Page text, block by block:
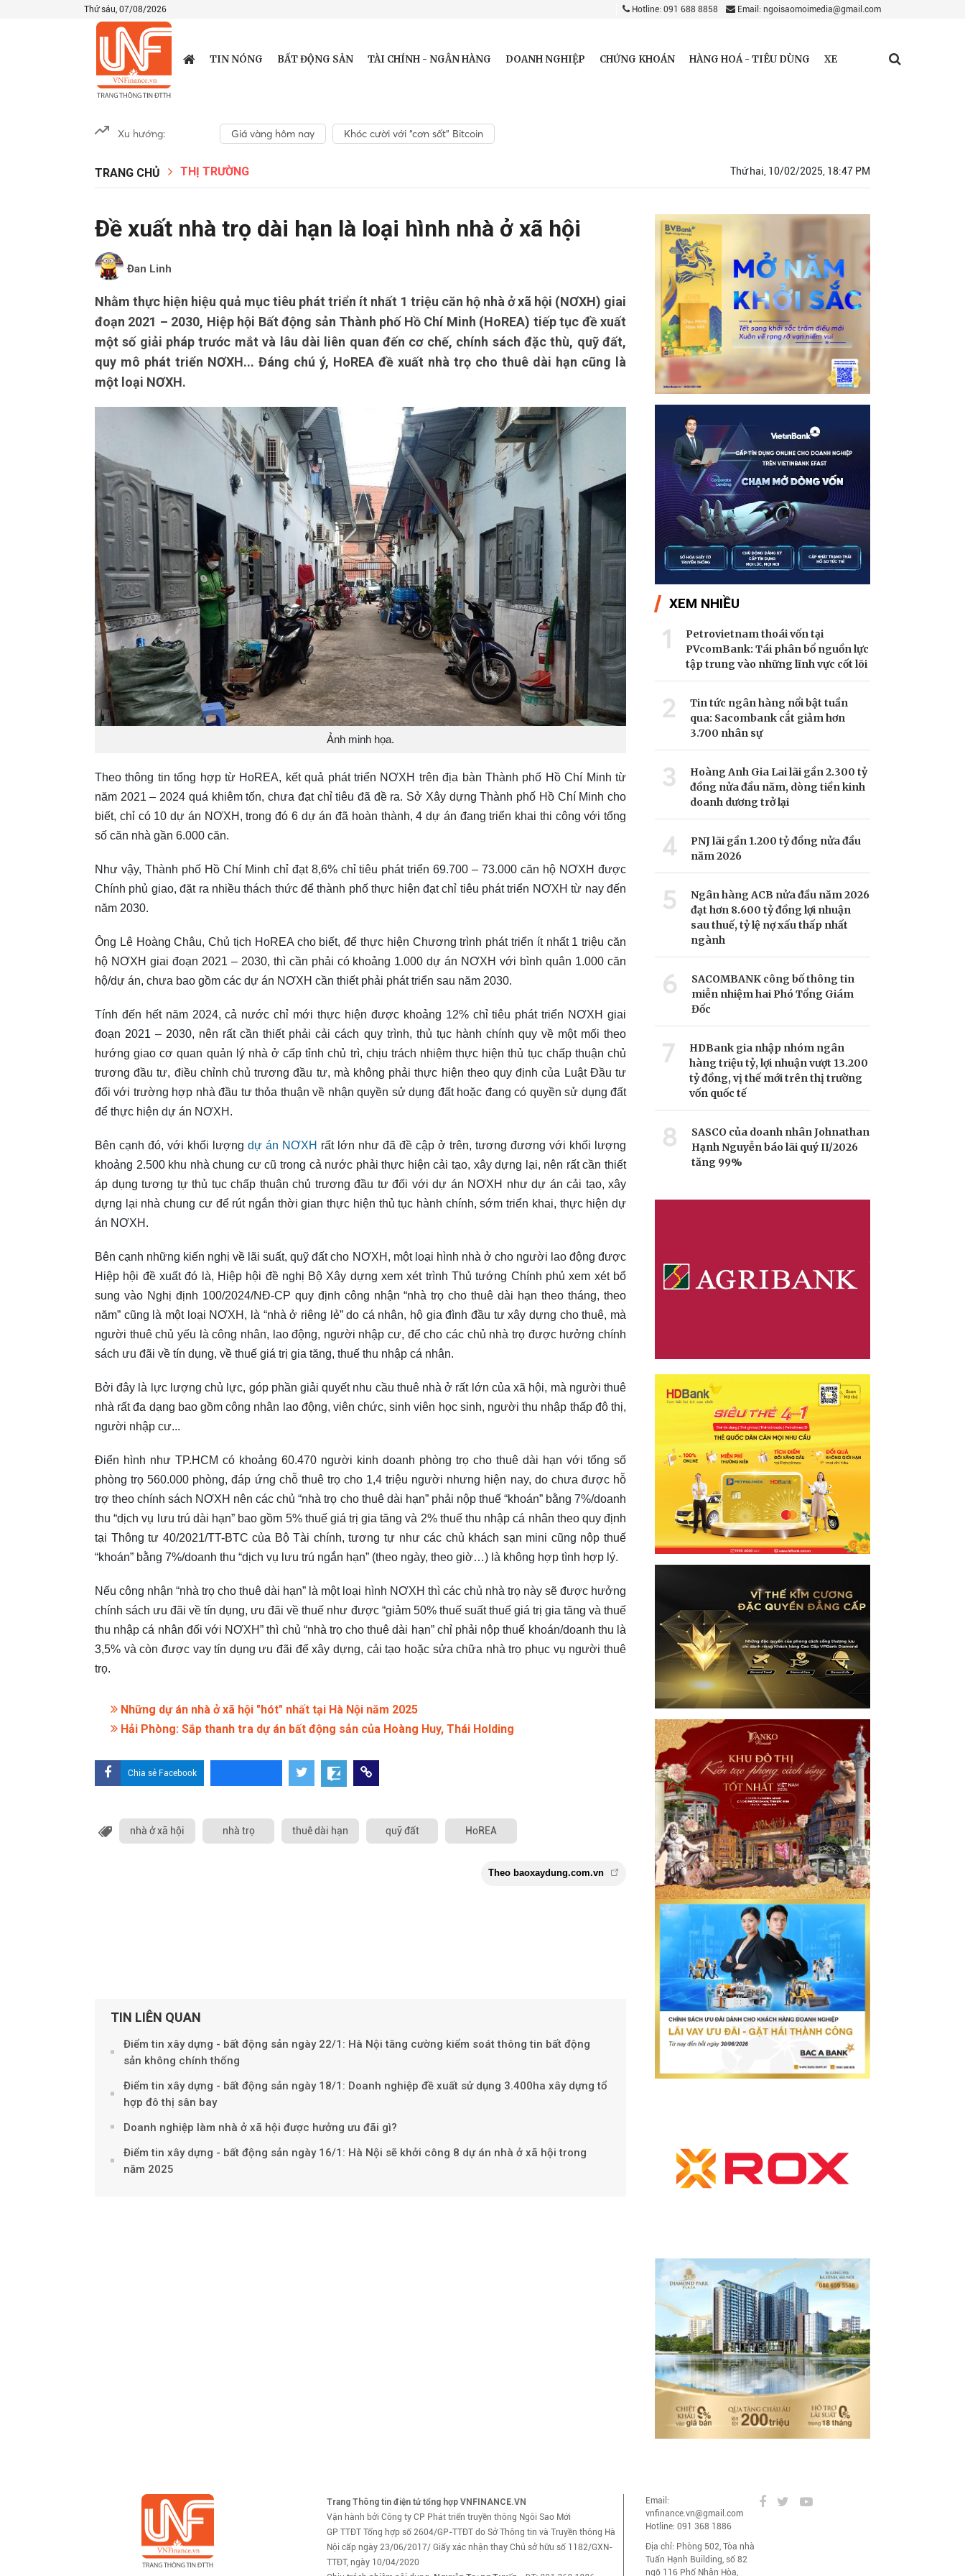
Thứ sáu, 07/08/2026 Hotline: 091 688 8858 Email: ngoisaomoimedia@gmail.com
TIN NÓNG BẤT ĐỘNG SẢN TÀI CHÍNH - NGÂN HÀNG DOANH NGHIỆP CHỨNG KHOÁN HÀNG HOÁ - TIÊU DÙNG XE
Xu hướng: Giá vàng hôm nay Khóc cười với “cơn sốt” Bitcoin
TRANG CHỦ THỊ TRƯỜNG Thứ hai, 10/02/2025, 18:47 PM
Đề xuất nhà trọ dài hạn là loại hình nhà ở xã hội
Đan Linh
Nhằm thực hiện hiệu quả mục tiêu phát triển ít nhất 1 triệu căn hộ nhà ở xã hội (NƠXH) giai
đoạn 2021 – 2030, Hiệp hội Bất động sản Thành phố Hồ Chí Minh (HoREA) tiếp tục đề xuất
một số giải pháp trước mắt và lâu dài liên quan đến cơ chế, chính sách đặc thù, quỹ đất,
quy mô phát triển NƠXH... Đáng chú ý, HoREA đề xuất nhà trọ cho thuê dài hạn cũng là
một loại NƠXH.
Ảnh minh họa.
Theo thông tin tổng hợp từ HoREA, kết quả phát triển NƠXH trên địa bàn Thành phố Hồ Chí Minh từ
năm 2021 – 2024 quá khiêm tốn, chưa đạt chỉ tiêu đã đề ra. Sở Xây dựng Thành phố Hồ Chí Minh cho
biết, chỉ có 10 dự án NƠXH, trong đó 6 dự án đã hoàn thành, 4 dự án đang triển khai thi công với tổng
số căn nhà gần 6.000 căn.
Như vậy, Thành phố Hồ Chí Minh chỉ đạt 8,6% chỉ tiêu phát triển 69.700 – 73.000 căn hộ NƠXH được
Chính phủ giao, đặt ra nhiều thách thức để thành phố thực hiện đạt chỉ tiêu phát triển NƠXH từ nay đến
năm 2030.
Ông Lê Hoàng Châu, Chủ tịch HoREA cho biết, để thực hiện Chương trình phát triển ít nhất 1 triệu căn
hộ NƠXH giai đoạn 2021 – 2030, thì cần phải có khoảng 1.000 dự án NƠXH với bình quân 1.000 căn
hộ/dự án, chưa bao gồm các dự án NƠXH cần thiết phải phát triển sau năm 2030.
Tính đến hết năm 2024, cả nước chỉ mới thực hiện được khoảng 12% chỉ tiêu phát triển NƠXH giai
đoạn 2021 – 2030, nên rất cần thiết phải cải cách quy trình, thủ tục hành chính quy về một mối theo
hướng giao cơ quan quản lý nhà ở cấp tỉnh chủ trì, chịu trách nhiệm thực hiện thủ tục chấp thuận chủ
trương đầu tư, điều chỉnh chủ trương đầu tư, mà không phải thực hiện theo quy định của Luật Đầu tư
đối với trường hợp nhà đầu tư thỏa thuận về nhận quyền sử dụng đất hoặc đang có quyền sử dụng đất
để thực hiện dự án NƠXH.
Bên cạnh đó, với khối lượng dự án NƠXH rất lớn như đã đề cập ở trên, tương đương với khối lượng
khoảng 2.500 khu nhà chung cư cũ trong cả nước phải thực hiện cải tạo, xây dựng lại, nên rất cần thiết
áp dụng tương tự thủ tục chấp thuận chủ trương đầu tư đối với dự án NƠXH như dự án cải tạo, xây
dựng lại nhà chung cư để rút ngắn thời gian thực hiện thủ tục hành chính, sớm triển khai, thực hiện dự
án NƠXH.
Bên cạnh những kiến nghị về lãi suất, quỹ đất cho NƠXH, một loại hình nhà ở cho người lao động được
Hiệp hội đề xuất đó là, Hiệp hội đề nghị Bộ Xây dựng xem xét trình Thủ tướng Chính phủ xem xét bổ
sung vào Nghị định 100/2024/NĐ-CP quy định công nhận “nhà trọ cho thuê dài hạn theo tháng, theo
năm” cũng là một loại NƠXH, là “nhà ở riêng lẻ” do cá nhân, hộ gia đình đầu tư xây dựng cho thuê, mà
người thuê chủ yếu là công nhân, lao động, người nhập cư, để cho các chủ nhà trọ được hưởng chính
sách ưu đãi về tín dụng, về thuế giá trị gia tăng, thuế thu nhập cá nhân.
Bởi đây là lực lượng chủ lực, góp phần giải quyết nhu cầu thuê nhà ở rất lớn của xã hội, mà người thuê
nhà rất đa dạng bao gồm công nhân lao động, viên chức, sinh viên học sinh, người thu nhập thấp đô thị,
người nhập cư...
Điển hình như TP.HCM có khoảng 60.470 người kinh doanh phòng trọ cho thuê dài hạn với tổng số
phòng trọ 560.000 phòng, đáp ứng chỗ thuê trọ cho 1,4 triệu người nhưng hiện nay, do chưa được hỗ
trợ theo chính sách NƠXH nên các chủ “nhà trọ cho thuê dài hạn” phải nộp thuế “khoán” bằng 7%/doanh
thu “dịch vụ lưu trú dài hạn” bao gồm 5% thuế giá trị gia tăng và 2% thuế thu nhập cá nhân theo quy định
tại Thông tư 40/2021/TT-BTC của Bộ Tài chính, tương tự như các chủ khách sạn mini cũng nộp thuế
“khoán” bằng 7%/doanh thu “dịch vụ lưu trú ngắn hạn” (theo ngày, theo giờ…) là không hợp tình hợp lý.
Nếu công nhận “nhà trọ cho thuê dài hạn” là một loại hình NƠXH thì các chủ nhà trọ này sẽ được hưởng
chính sách ưu đãi về tín dụng, ưu đãi về thuế như được “giảm 50% thuế suất thuế giá trị gia tăng và thuế
thu nhập cá nhân đối với NƠXH” thì chủ “nhà trọ cho thuê dài hạn” chỉ phải nộp thuế khoán/doanh thu là
3,5% và còn được vay tín dụng ưu đãi để xây dựng, cải tạo hoặc sửa chữa nhà trọ phục vụ người thuê
trọ.
Những dự án nhà ở xã hội "hót" nhất tại Hà Nội năm 2025
Hải Phòng: Sắp thanh tra dự án bất động sản của Hoàng Huy, Thái Holding
Chia sẻ Facebook
nhà ở xã hội nhà trọ thuê dài hạn quỹ đất HoREA
Theo baoxaydung.com.vn
TIN LIÊN QUAN
Điểm tin xây dựng - bất động sản ngày 22/1: Hà Nội tăng cường kiểm soát thông tin bất động
sản không chính thống
Điểm tin xây dựng - bất động sản ngày 18/1: Doanh nghiệp đề xuất sử dụng 3.400ha xây dựng tổ
hợp đô thị sân bay
Doanh nghiệp làm nhà ở xã hội được hưởng ưu đãi gì?
Điểm tin xây dựng - bất động sản ngày 16/1: Hà Nội sẽ khởi công 8 dự án nhà ở xã hội trong
năm 2025
XEM NHIỀU
1
Petrovietnam thoái vốn tại
PVcomBank: Tái phân bổ nguồn lực
tập trung vào những lĩnh vực cốt lõi
2
Tin tức ngân hàng nổi bật tuần
qua: Sacombank cắt giảm hơn
3.700 nhân sự
3
Hoàng Anh Gia Lai lãi gần 2.300 tỷ
đồng nửa đầu năm, dòng tiền kinh
doanh dương trở lại
4
PNJ lãi gần 1.200 tỷ đồng nửa đầu
năm 2026
5
Ngân hàng ACB nửa đầu năm 2026
đạt hơn 8.600 tỷ đồng lợi nhuận
sau thuế, tỷ lệ nợ xấu thấp nhất
ngành
6
SACOMBANK công bố thông tin
miễn nhiệm hai Phó Tổng Giám
Đốc
7
HDBank gia nhập nhóm ngân
hàng triệu tỷ, lợi nhuận vượt 13.200
tỷ đồng, vị thế mới trên thị trường
vốn quốc tế
8
SASCO của doanh nhân Johnathan
Hạnh Nguyễn báo lãi quý II/2026
tăng 99%
Trang Thông tin điện tử tổng hợp VNFINANCE.VN
Vận hành bởi Công ty CP Phát triển truyền thông Ngôi Sao Mới
GP TTĐT Tổng hợp số 2604/GP-TTĐT do Sở Thông tin và Truyền thông Hà
Nội cấp ngày 23/06/2017/ Giấy xác nhận thay Chủ sở hữu số 1182/GXN-
TTĐT, ngày 10/04/2020
Email:
vnfinance.vn@gmail.com
Hotline: 091 368 1886
Địa chỉ: Phòng 502, Tòa nhà
Tuấn Hạnh Building, số 82
ngõ 116 Phố Nhân Hòa,